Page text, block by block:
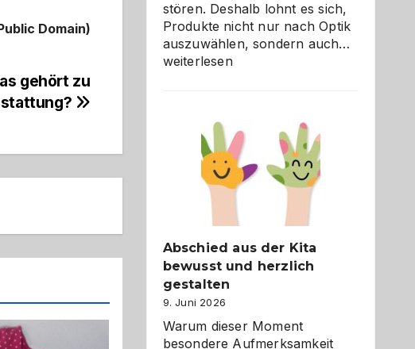
Domain)
gehört zu
stören. Deshalb lohnt es sich,
Produkte nicht nur nach Optik
auszuwählen, sondern auch…
weiterlesen
Abschied aus der Kita
bewusst und herzlich
gestalten
9. Juni 2026
Warum dieser Moment
besondere Aufmerksamkeit